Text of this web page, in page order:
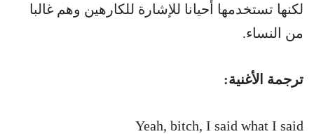
لكنها تستخدمها أحيانا للإشارة للكارهين وهم غالبا
من النساء.
ترجمة الأغنية:
Yeah, bitch, I said what I said